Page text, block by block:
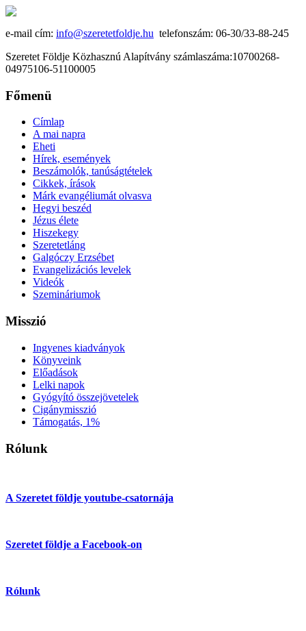
e-mail cím: info@szeretetfoldje.hu telefonszám: 06-30/33-88-245
Szeretet Földje Közhasznú Alapítvány számlaszáma:10700268-
04975106-51100005
Főmenü
Címlap
A mai napra
Eheti
Hírek, események
Beszámolók, tanúságtételek
Cikkek, írások
Márk evangéliumát olvasva
Hegyi beszéd
Jézus élete
Hiszekegy
Szeretetláng
Galgóczy Erzsébet
Evangelizációs levelek
Videók
Szemináriumok
Misszió
Ingyenes kiadványok
Könyveink
Előadások
Lelki napok
Gyógyító összejövetelek
Cigánymisszió
Támogatás, 1%
Rólunk
A Szeretet földje youtube-csatornája
Szeretet földje a Facebook-on
Rólunk